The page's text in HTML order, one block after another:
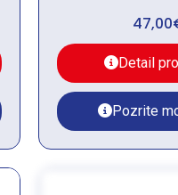
47,00
Detail
Pozrite